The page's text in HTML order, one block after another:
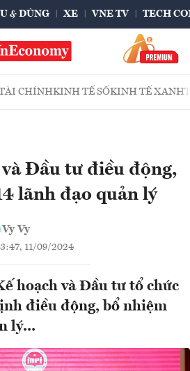
& DÙNG XE VNE TV TECH
CHÍNHKINH TẾ SỐKINH TẾ XANH
Đầu tư điều động,
lãnh đạo quản lý
Vy Vy
11/09/2024
hoạch và Đầu tư tổ chức
điều động, bổ nhiệm
lý...